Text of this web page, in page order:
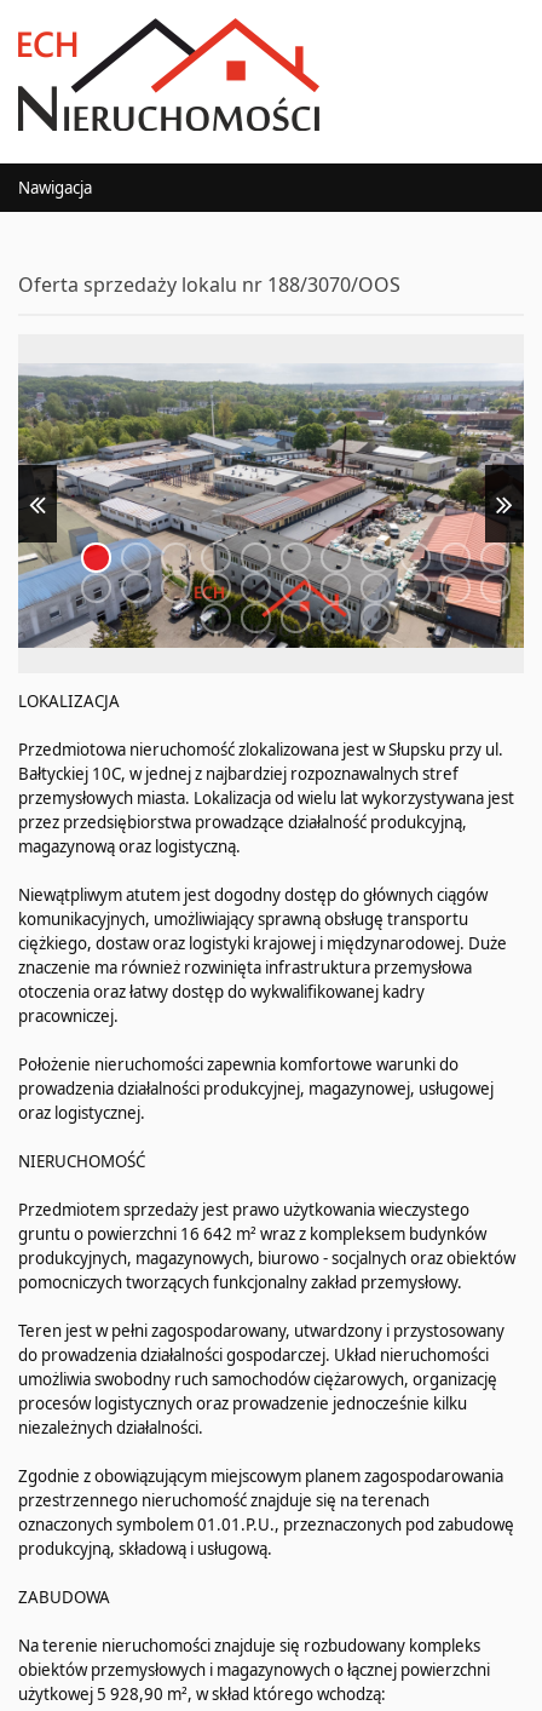
Nawigacja
Oferta sprzedaży lokalu nr 188/3070/OOS
LOKALIZACJA
Przedmiotowa nieruchomość zlokalizowana jest w Słupsku przy ul.
Bałtyckiej 10C, w jednej z najbardziej rozpoznawalnych stref
przemysłowych miasta. Lokalizacja od wielu lat wykorzystywana jest
przez przedsiębiorstwa prowadzące działalność produkcyjną,
magazynową oraz logistyczną.
Niewątpliwym atutem jest dogodny dostęp do głównych ciągów
komunikacyjnych, umożliwiający sprawną obsługę transportu
ciężkiego, dostaw oraz logistyki krajowej i międzynarodowej. Duże
znaczenie ma również rozwinięta infrastruktura przemysłowa
otoczenia oraz łatwy dostęp do wykwalifikowanej kadry
pracowniczej.
Położenie nieruchomości zapewnia komfortowe warunki do
prowadzenia działalności produkcyjnej, magazynowej, usługowej
oraz logistycznej.
NIERUCHOMOŚĆ
Przedmiotem sprzedaży jest prawo użytkowania wieczystego
gruntu o powierzchni 16 642 m² wraz z kompleksem budynków
produkcyjnych, magazynowych, biurowo - socjalnych oraz obiektów
pomocniczych tworzących funkcjonalny zakład przemysłowy.
Teren jest w pełni zagospodarowany, utwardzony i przystosowany
do prowadzenia działalności gospodarczej. Układ nieruchomości
umożliwia swobodny ruch samochodów ciężarowych, organizację
procesów logistycznych oraz prowadzenie jednocześnie kilku
niezależnych działalności.
Zgodnie z obowiązującym miejscowym planem zagospodarowania
przestrzennego nieruchomość znajduje się na terenach
oznaczonych symbolem 01.01.P.U., przeznaczonych pod zabudowę
produkcyjną, składową i usługową.
ZABUDOWA
Na terenie nieruchomości znajduje się rozbudowany kompleks
obiektów przemysłowych i magazynowych o łącznej powierzchni
użytkowej 5 928,90 m², w skład którego wchodzą: